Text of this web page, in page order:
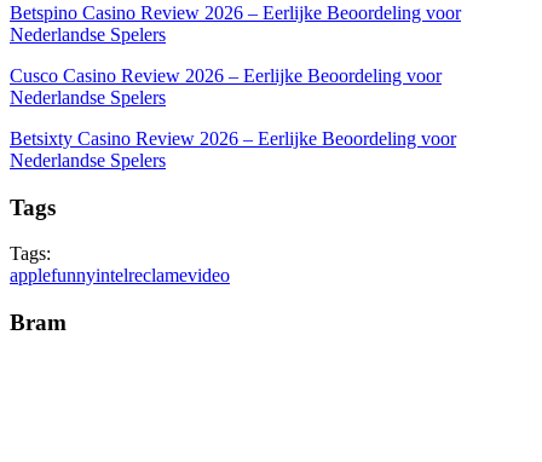
Betspino Casino Review 2026 – Eerlijke Beoordeling voor
Nederlandse Spelers
Cusco Casino Review 2026 – Eerlijke Beoordeling voor
Nederlandse Spelers
Betsixty Casino Review 2026 – Eerlijke Beoordeling voor
Nederlandse Spelers
Tags
Tags:
applefunnyintelreclamevideo
Bram